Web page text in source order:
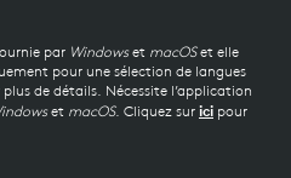
par Windowset macOSet elle
pour une sélection de langues
plus de détails. Nécessite l’application
et macOS. Cliquez sur ici pour